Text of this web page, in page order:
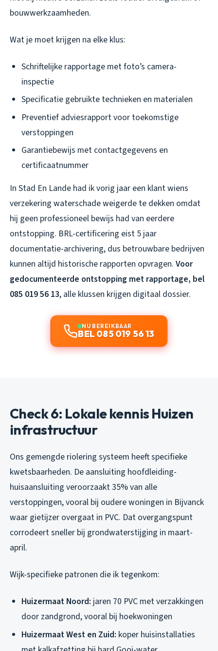
bouwwerkzaamheden.
Wat je moet krijgen na elke klus:
Schriftelijke rapportage met foto’s camera-
inspectie
Specificatie gebruikte technieken en materialen
Preventief adviesrapport voor toekomstige
verstoppingen
Garantiebewijs met contactgegevens en
certificaatnummer
In Stad En Lande had ik vorig jaar een klant wiens
verzekering waterschade weigerde te dekken omdat
hij geen professioneel bewijs had van eerdere
ontstopping. BRL-certificering eist 5 jaar
documentatie-archivering, dus betrouwbare bedrijven
kunnen altijd historische rapporten opvragen. Voor
gedocumenteerde ontstopping met rapportage, bel
085 019 56 13, alle klussen krijgen digitaal dossier.
NU BEREIKBAAR
BEL 085 019 56 13
Check 6: Lokale kennis Huizen
infrastructuur
Ons gemengde riolering systeem heeft specifieke
kwetsbaarheden. De aansluiting hoofdleiding-
huisaansluiting veroorzaakt 35% van alle
verstoppingen, vooral bij oudere woningen in Bijvanck
waar gietijzer overgaat in PVC. Dat overgangspunt
corrodeert sneller bij grondwaterstijging in maart-
april.
Wijk-specifieke patronen die ik tegenkom:
Huizermaat Noord: jaren 70 PVC met verzakkingen
door zandgrond, vooral bij hoekwoningen
Huizermaat West en Zuid: koper huisinstallaties